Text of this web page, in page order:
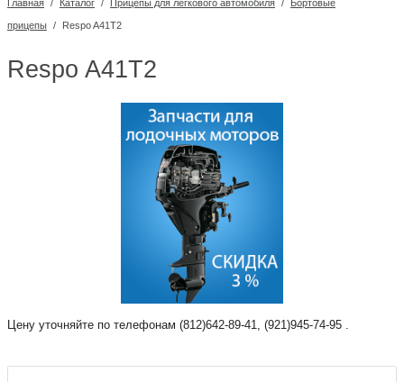
Главная / Каталог / Прицепы для легкового автомобиля / Бортовые
прицепы / Respo A41T2
Respo A41T2
Цену уточняйте по телефонам (812)642-89-41, (921)945-74-95 .